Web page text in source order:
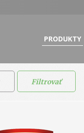
PRODUKTY
Filtrovať